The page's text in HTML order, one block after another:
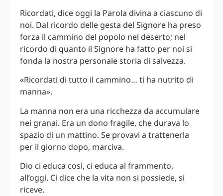
Ricordati, dice oggi la Parola divina a ciascuno di
noi. Dal ricordo delle gesta del Signore ha preso
forza il cammino del popolo nel deserto; nel
ricordo di quanto il Signore ha fatto per noi si
fonda la nostra personale storia di salvezza.
«Ricordati di tutto il cammino… ti ha nutrito di
manna».
La manna non era una ricchezza da accumulare
nei granai. Era un dono fragile, che durava lo
spazio di un mattino. Se provavi a trattenerla
per il giorno dopo, marciva.
Dio ci educa così, ci educa al frammento,
all’oggi. Ci dice che la vita non si possiede, si
riceve.